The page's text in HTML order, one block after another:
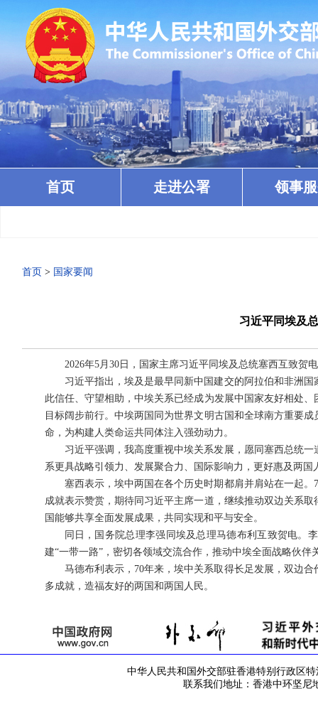
首页 走进公署 领事
首页 > 国家要闻
习近平同埃及
2026年5月30日，国家主席习近平同埃及总统塞西互致贺
习近平指出，埃及是最早同新中国建交的阿拉伯和非洲
此信任、守望相助，中埃关系已经成为发展中国家友好相处
目标阔步前行。中埃两国同为世界文明古国和全球南方重要
命，为构建人类命运共同体注入强劲动力。
习近平强调，我高度重视中埃关系发展，愿同塞西总统
系更具战略引领力、发展聚合力、国际影响力，更好惠及两
塞西表示，埃中两国在各个历史时期都肩并肩站在一起
成就表示赞赏，期待同习近平主席一道，继续推动双边关系
国能够共享全面发展成果，共同实现和平与安全。
同日，国务院总理李强同埃及总理马德布利互致贺电。
建“一带一路”，密切各领域交流合作，推动中埃全面战略伙伴
马德布利表示，70年来，埃中关系取得长足发展，双边
多成就，造福友好的两国和两国人民。
中华人民共和国外交部驻香港特别行政区特
联系我们地址：香港中环坚尼